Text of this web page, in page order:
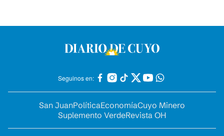
Seguinos en:
San JuanPolíticaEconomíaCuyo Minero
Suplemento VerdeRevista OH